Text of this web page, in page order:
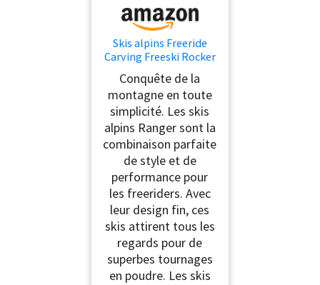
Skis alpins Freeride
Carving Freeski Rocker
- Fischer Ranger - Avec
fixation Attack 11
Demo Z3-11 - Ski tout
terrain - Convient pour
les utilisateurs
confirmés à bons
conducteurs
(anthracite/rose, 162
Conquête de la
montagne en toute
simplicité. Les skis
alpins Ranger sont la
combinaison parfaite
de style et de
performance pour
les freeriders. Avec
leur design fin, ces
skis attirent tous les
regards pour de
superbes tournages
en poudre. Les skis